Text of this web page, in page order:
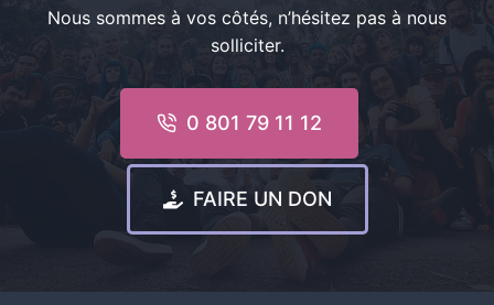
Nous sommes à vos côtés, n’hésitez pas à nous
solliciter.
0 801 79 11 12
FAIRE UN DON